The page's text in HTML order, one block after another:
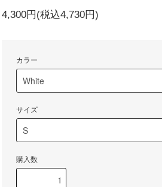
4,300円(税込4,730円)
カラー
サイズ
購入数